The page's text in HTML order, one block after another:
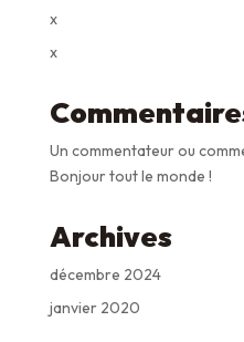
x
x
Un commentateur ou
Bonjour tout le monde !
Archives
décembre 2024
janvier 2020